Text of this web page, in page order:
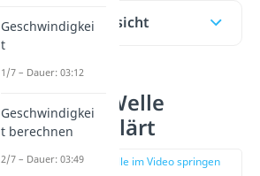
Inhaltsübersicht
Stehende Welle
einfach erklärt
zur Stelle im Video springen
Geschwindigkei
t
1/7 – Dauer: 03:12
Geschwindigkei
t berechnen
2/7 – Dauer: 03:49